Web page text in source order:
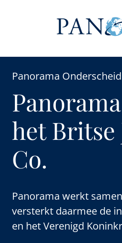
Panorama
het Britse
Co.
Panorama werkt
versterkt daarmee de
en het Verenigd